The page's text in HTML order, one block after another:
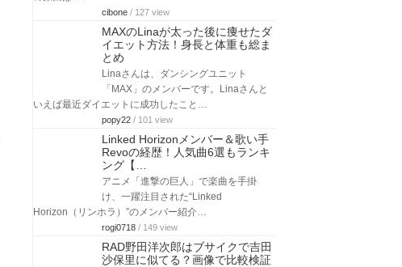
cibone / 127 view
MAXのLinaが太った後に痩せたダ
イエット方法！身長と体重も総ま
とめ
Linaさんは、ダンシングユニット
「MAX」のメンバーです。Linaさんと
いえば最近ダイエットに成功したこと…
popy22 / 101 view
Linked Horizonメンバー＆歌い手
Revoの経歴！人気曲6選もランキ
ング【…
アニメ「進撃の巨人」で楽曲を手掛
け、一躍注目された“Linked
Horizon（リンホラ）”のメンバー紹介…
rogi0718 / 149 view
RAD野田洋次郎はブサイクで吉田
沙保里に似てる？画像で比較検証